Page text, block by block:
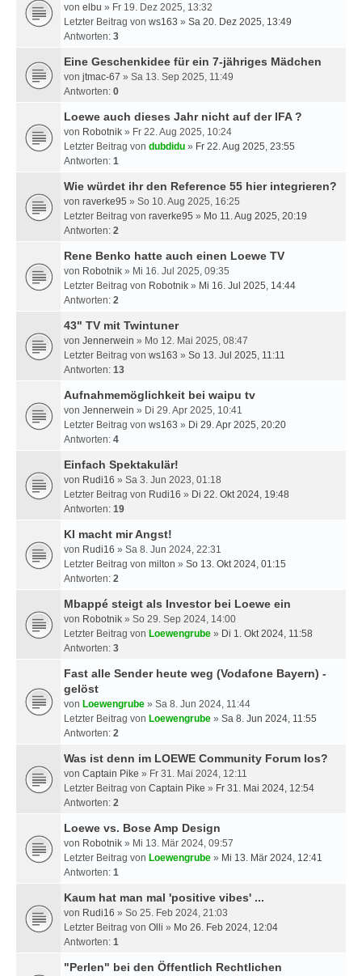
von elbu » Fr 19. Dez 2025, 13:32
Letzter Beitrag von ws163 » Sa 20. Dez 2025, 13:49
Antworten: 3
Eine Geschenkidee für ein 7-jähriges Mädchen
von jtmac-67 » Sa 13. Sep 2025, 11:49
Antworten: 0
Loewe auch dieses Jahr nicht auf der IFA ?
von Robotnik » Fr 22. Aug 2025, 10:24
Letzter Beitrag von dubdidu » Fr 22. Aug 2025, 23:55
Antworten: 1
Wie würdet ihr den Reference 55 hier integrieren?
von raverke95 » So 10. Aug 2025, 16:25
Letzter Beitrag von raverke95 » Mo 11. Aug 2025, 20:19
Antworten: 2
Rene Benko hatte auch einen Loewe TV
von Robotnik » Mi 16. Jul 2025, 09:35
Letzter Beitrag von Robotnik » Mi 16. Jul 2025, 14:44
Antworten: 2
43" TV mit Twintuner
von Jennerwein » Mo 12. Mai 2025, 08:47
Letzter Beitrag von ws163 » So 13. Jul 2025, 11:11
Antworten: 13
Aufnahmemöglichkeit bei waipu tv
von Jennerwein » Di 29. Apr 2025, 10:41
Letzter Beitrag von ws163 » Di 29. Apr 2025, 20:20
Antworten: 4
Einfach Spektakulär!
von Rudi16 » Sa 3. Jun 2023, 01:18
Letzter Beitrag von Rudi16 » Di 22. Okt 2024, 19:48
Antworten: 19
KI macht mir Angst!
von Rudi16 » Sa 8. Jun 2024, 22:31
Letzter Beitrag von milton » So 13. Okt 2024, 01:15
Antworten: 2
Mbappé steigt als Investor bei Loewe ein
von Robotnik » So 29. Sep 2024, 14:00
Letzter Beitrag von Loewengrube » Di 1. Okt 2024, 11:58
Antworten: 3
Fast alle Sender heute weg (Vodafone Bayern) -
gelöst
von Loewengrube » Sa 8. Jun 2024, 11:44
Letzter Beitrag von Loewengrube » Sa 8. Jun 2024, 11:55
Antworten: 2
Was ist denn im LOEWE Community Forum los?
von Captain Pike » Fr 31. Mai 2024, 12:11
Letzter Beitrag von Captain Pike » Fr 31. Mai 2024, 12:54
Antworten: 2
Loewe vs. Bose Amp Design
von Robotnik » Mi 13. Mär 2024, 09:57
Letzter Beitrag von Loewengrube » Mi 13. Mär 2024, 12:41
Antworten: 1
Kaum hat man mal 'positive vibes' ...
von Rudi16 » So 25. Feb 2024, 21:03
Letzter Beitrag von Olli » Mo 26. Feb 2024, 12:04
Antworten: 1
"Perlen" bei den Öffentlich Rechtlichen